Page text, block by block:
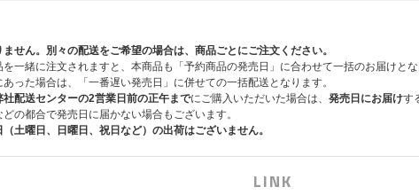
せん。別々の配送をご希望の場合は、商品ごとにご注文ください。
一緒に注文されますと、本商品も「予約商品の発売日」に合わせて一括のお届けとな
った場合は、「一番遅い発売日」に併せての一括配送となります。
社配送センターの2営業日前の正午までにご購入いただいた場合は、 発売日にお届けす
の都合で発売日に届かない場合もございます。
（土曜日、日曜日、祝日など）の出荷はございません。
LINK